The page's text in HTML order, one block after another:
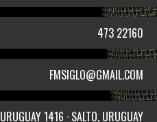
473 22160
FMSIGLO@GMAIL.COM
URUGUAY 1416 · SALTO, URUGUAY